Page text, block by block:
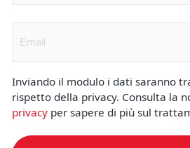
Inviando il modulo i dati saranno
rispetto della privacy. Consulta la
privacy per sapere di più sul